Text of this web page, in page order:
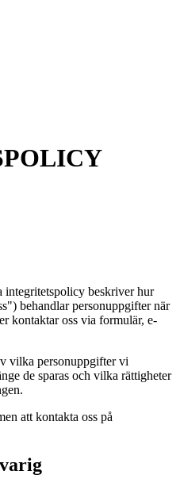
beskriver hur
behandlar personuppgifter när
kontaktar oss via formulär, e-
vilka personuppgifter vi
de sparas och vilka rättigheter
att kontakta oss på